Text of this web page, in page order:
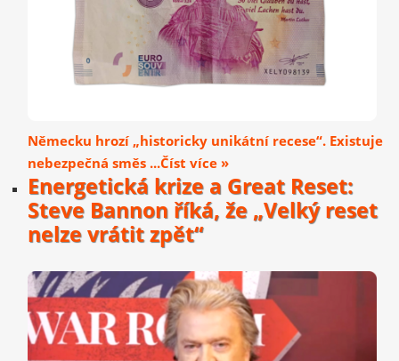
Německu hrozí „historicky unikátní recese“. Existuje
nebezpečná směs ...Číst více »
Energetická krize a Great Reset:
Steve Bannon říká, že „Velký reset
nelze vrátit zpět“